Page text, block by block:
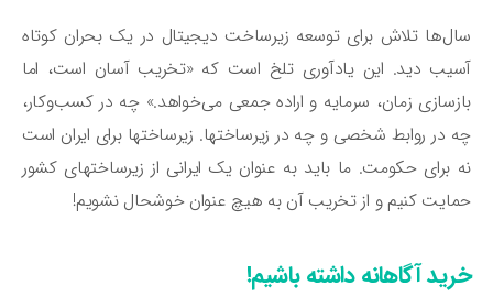
تلاش برای توسعه زیرساخت دیجیتال در یک بحران کوتاه
دید. این یادآوری تلخ است که «تخریب آسان است، اما
زمان، سرمایه و اراده جمعی می‌خواهد.» چه در کسب‌وکار،
در روابط شخصی و چه در زیرساختها. زیرساختها برای ایران است
برای حکومت. ما باید به عنوان یک ایرانی از زیرساختهای کشور
کنیم و از تخریب آن به هیچ عنوان خوشحال نشویم!
آگاهانه داشته باشیم!